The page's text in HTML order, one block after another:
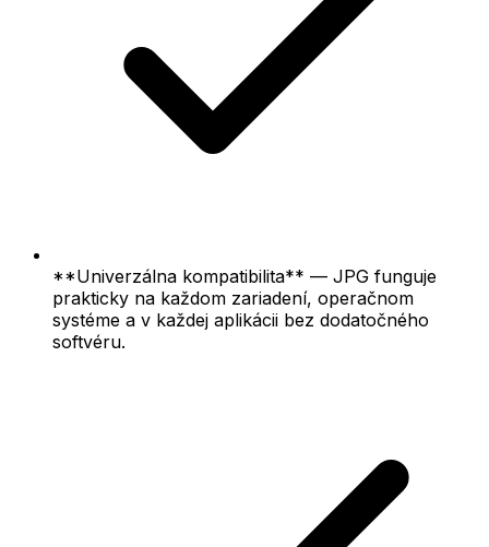
**Univerzálna kompatibilita** — JPG funguje
prakticky na každom zariadení, operačnom
systéme a v každej aplikácii bez dodatočného
softvéru.